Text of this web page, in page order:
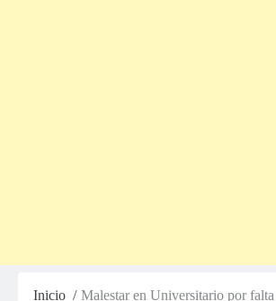
Inicio Malestar en Universitario por